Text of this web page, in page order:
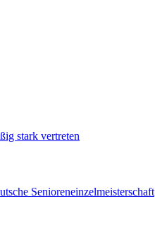
stark vertreten
Senioreneinzelmeisterschaft